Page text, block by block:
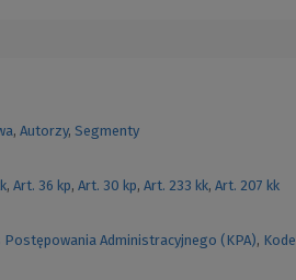
, Autorzy, Segmenty
, Art. 36 kp, Art. 30 kp, Art. 233 kk, Art. 207 kk
Postępowania Administracyjnego (KPA),